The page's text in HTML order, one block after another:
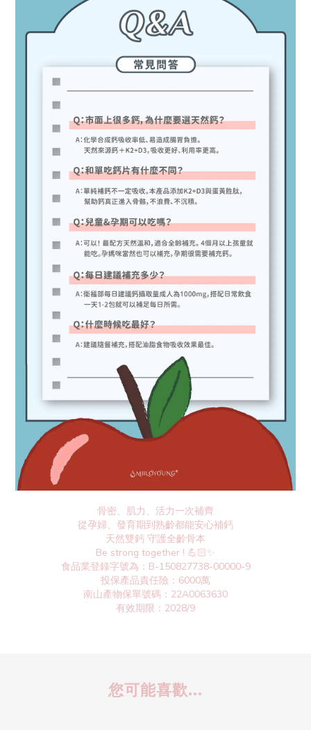
骨密、肌力、活力一次補齊
從孕婦、發育期到熟齡都能安心補鈣
天然雙鈣 守護全齡骨本
Be strong together ! 💪🏻✨
食品業登錄字號為：B-150827738-00000-9
投保產品責任險：6000萬
南山產物保單號碼：22A0063630
有效期限：2028/9
您可能喜歡...